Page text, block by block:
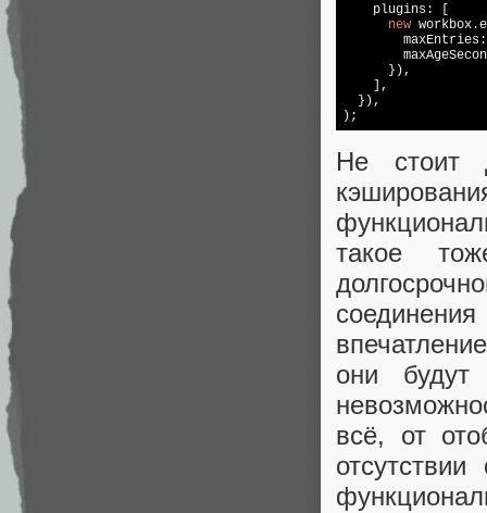
    plugins: [
new
      }),
    ],
  }),
);
Не стоит
такое
они
всё, от